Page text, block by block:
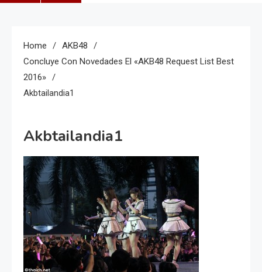
Home
AKB48
Concluye Con Novedades El «AKB48 Request List Best
2016»
Akbtailandia1
Akbtailandia1